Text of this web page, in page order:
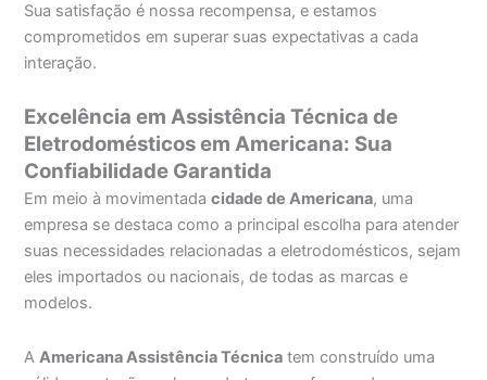
Sua satisfação é nossa recompensa, e estamos
comprometidos em superar suas expectativas a cada
interação.
Excelência em Assistência Técnica de
Eletrodomésticos em Americana: Sua
Confiabilidade Garantida
Em meio à movimentadacidade de Americana, uma
empresa se destaca como a principal escolha para atender
suas necessidades relacionadas a eletrodomésticos, sejam
eles importados ou nacionais, de todas as marcas e
modelos.
A Americana Assistência Técnica tem construído uma